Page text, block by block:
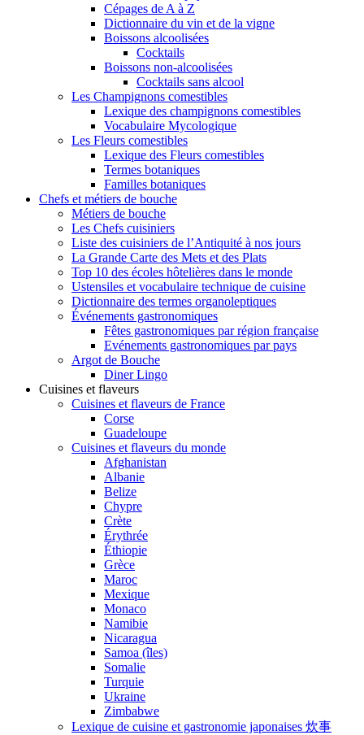
Cépages de A à Z
Dictionnaire du vin et de la vigne
Boissons alcoolisées
Cocktails
Boissons non-alcoolisées
Cocktails sans alcool
Les Champignons comestibles
Lexique des champignons comestibles
Vocabulaire Mycologique
Les Fleurs comestibles
Lexique des Fleurs comestibles
Termes botaniques
Familles botaniques
Chefs et métiers de bouche
Métiers de bouche
Les Chefs cuisiniers
Liste des cuisiniers de l’Antiquité à nos jours
La Grande Carte des Mets et des Plats
Top 10 des écoles hôtelières dans le monde
Ustensiles et vocabulaire technique de cuisine
Dictionnaire des termes organoleptiques
Événements gastronomiques
Fêtes gastronomiques par région française
Evénements gastronomiques par pays
Argot de Bouche
Diner Lingo
Cuisines et flaveurs
Cuisines et flaveurs de France
Corse
Guadeloupe
Cuisines et flaveurs du monde
Afghanistan
Albanie
Belize
Chypre
Crète
Érythrée
Éthiopie
Grèce
Maroc
Mexique
Monaco
Namibie
Nicaragua
Samoa (îles)
Somalie
Turquie
Ukraine
Zimbabwe
Lexique de cuisine et gastronomie japonaises 炊事